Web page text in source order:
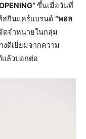
ขึ้นเมื่อวันที่
สกินแคร์แบรนด์ “พอล
ดจำหน่ายในกลุ่ม
ดีเยี่ยมจากความ
แล้วบอกต่อ